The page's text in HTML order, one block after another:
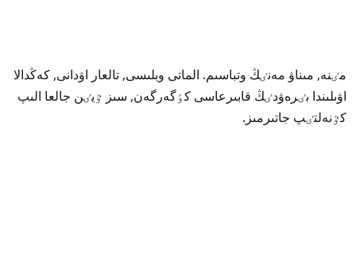
مٸنە, مىناۋ مەنٸڭ وتباسىم. الماتى وبلىسى, تالعار اۋدانى, كەڭدالا
اۋىلىندا بٸرەۋدٸڭ قابىرعاسى كٶگەرگەن, سىز ٷيٸن جالعا الىپ
كٷنەلتٸپ جاتىرمىز.